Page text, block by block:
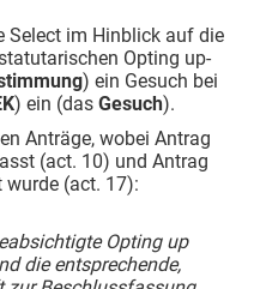
Select im Hinblick auf die
Opting up-
) ein Gesuch bei
) ein (das Gesuch).
Anträge, wobei Antrag
(act. 10) und Antrag
(act. 17):
Opting up
die entsprechende,